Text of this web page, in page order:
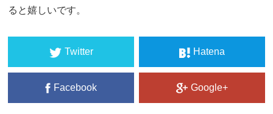
ると嬉しいです。
Twitter Hatena
Facebook Google+